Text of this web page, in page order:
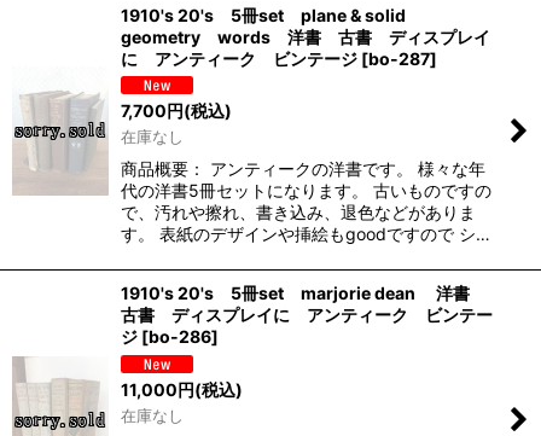
1910's 20's 5冊set plane & solid
geometry words 洋書 古書 ディスプレイ
に アンティーク ビンテージ [bo-287]
7,700 円(税込)
在庫なし
商品概要： アンティークの洋書です。 様々な年
代の洋書5冊セットになります。 古いものですの
で、汚れや擦れ、書き込み、退色などがありま
す。 表紙のデザインや挿絵もgoodですので シ…
1910's 20's 5冊set marjorie dean 洋書
古書 ディスプレイに アンティーク ビンテー
ジ [bo-286]
11,000円(税込)
在庫なし